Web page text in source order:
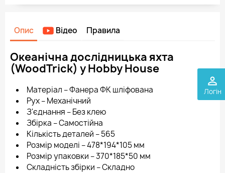
perm_identity
Логін
Опис Відео Правила
Океанічна дослідницька яхта
(WoodTrick) у Hobby House
Матеріал – Фанера ФК шліфована
Рух – Механічний
З'єднання – Без клею
Збірка – Самостійна
Кількість деталей – 565
Розмір моделі – 478*194*105 мм
Розмір упаковки – 370*185*50 мм
Складність збірки – Складно